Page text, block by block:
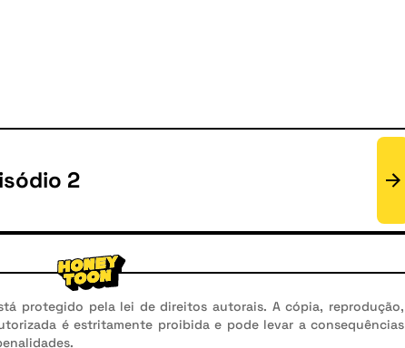
2
protegido pela lei de direitos autorais. A cópia, reprodução,
é estritamente proibida e pode levar a consequências